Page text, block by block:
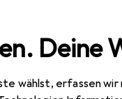
Deine
wählst, erfassen wir
Wohnen